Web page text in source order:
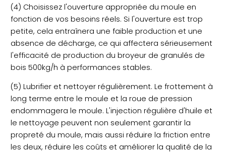
(4) Choisissez l'ouverture appropriée du moule en
fonction de vos besoins réels. Si l'ouverture est trop
petite, cela entraînera une faible production et une
absence de décharge, ce qui affectera sérieusement
l'efficacité de production du broyeur de granulés de
bois 500kg/h à performances stables.
(5) Lubrifier et nettoyer régulièrement. Le frottement à
long terme entre le moule et la roue de pression
endommagera le moule. L'injection régulière d'huile et
le nettoyage peuvent non seulement garantir la
propreté du moule, mais aussi réduire la friction entre
les deux, réduire les coûts et améliorer la qualité de la